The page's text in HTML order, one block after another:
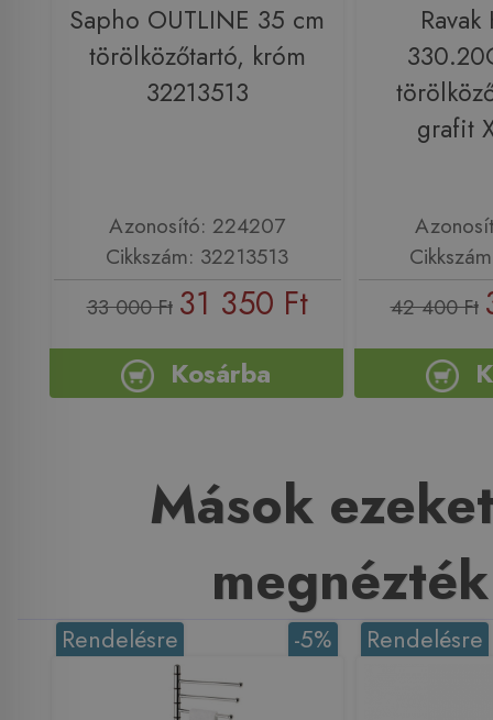
Sapho OUTLINE 35 cm
törölközőtartó, króm
32213513
Azonosító: 224207
Cikkszám: 32213513
33 000 Ft 31 350 Ft
Kosárba
grafit
42 400 Ft
Mások
megnézték
-5%
Rendelésre Rendelésre